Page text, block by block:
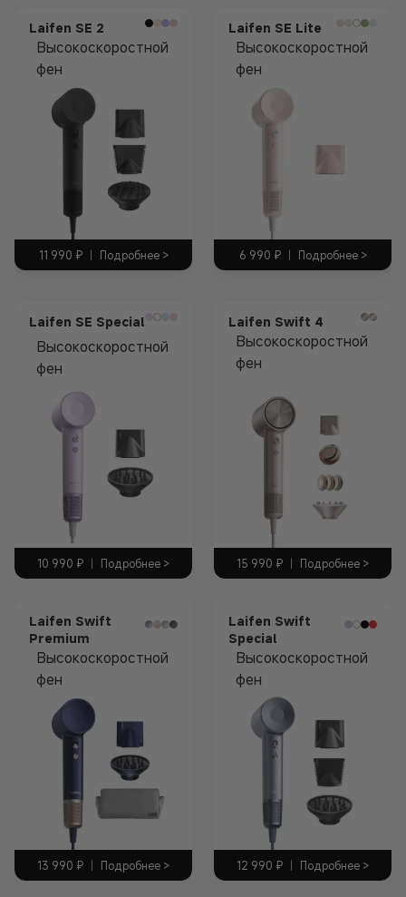
Laifen SE 2
Высокоскоростной
фен
11 990 ₽ | Подробнее >
Laifen SE Lite
Высокоскоростной
фен
6 990 ₽ | Подробнее >
Laifen SE Special
Высокоскоростной
фен
10 990 ₽ | Подробнее >
Laifen Swift 4
Высокоскоростной
фен
15 990 ₽ | Подробнее >
Laifen Swift
Premium
Высокоскоростной
фен
13 990 ₽ | Подробнее >
Laifen Swift
Special
Высокоскоростной
фен
12 990 ₽ | Подробнее >